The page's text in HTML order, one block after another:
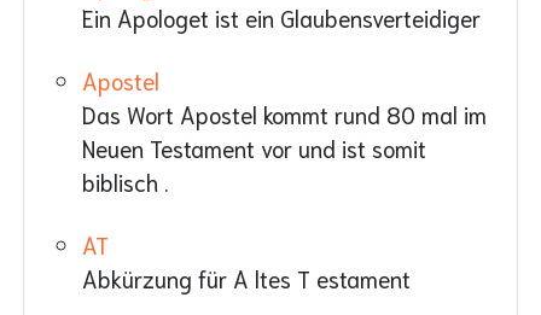
Ein Apologet ist ein Glaubensverteidiger
Apostel
Das Wort Apostel kommt rund 80 mal im
Neuen Testament vor und ist somit
biblisch .
AT
Abkürzung für A ltes T estament